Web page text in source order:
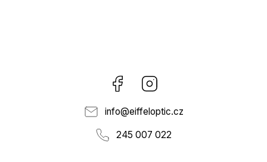
Facebook
info@eiffeloptic.cz
245 007 022